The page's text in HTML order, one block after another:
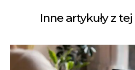
Inne artykuły z